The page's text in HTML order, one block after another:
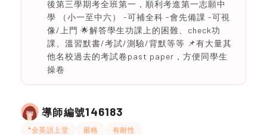
後第三學期考全班第一，順利考進第一志願中
學 （小一至中六） -可補全科 -會先備課 -可視
像/上門 🌟解答學生功課上的困難、check功
課、溫習默書/考試/測驗/背默等等 📌有大量其
他名校過去的考試卷past paper，方便同學生
操卷
導師編號146183
*全英語上堂 嚴格 有耐性